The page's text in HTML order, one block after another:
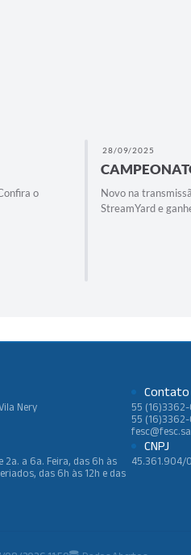
o
28/09/2025
Novo na
StreamYard e
Nery
Contato
55
55
a 6a. Feira, das 6h às
das 6h às 12h e das
CNPJ
45.361.904/